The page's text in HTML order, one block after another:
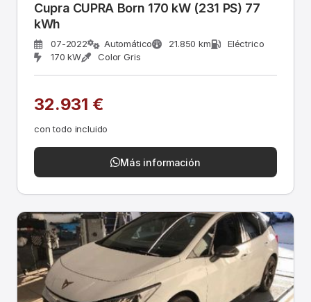
Cupra CUPRA Born 170 kW (231 PS) 77
kWh
07-2022 Automático 21.850 km
Eléctrico
170 kW
Color Gris
32.931 €
con todo incluido
Más información